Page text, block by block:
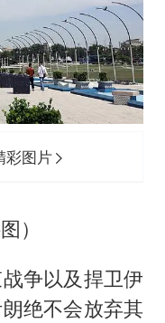
彩图片
）
争以及捍卫伊
绝不会放弃其